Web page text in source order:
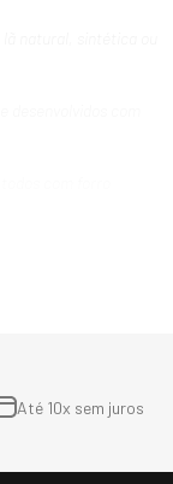
Até 10x sem juros